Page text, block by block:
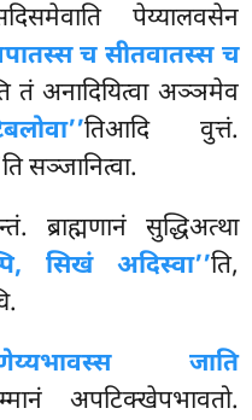
पेय्यालवसेन
च सीतवातस्स च
तं अनादियित्वा अञ्ञमेव
तिआदि वुत्तं.
सञ्जानित्वा.
ब्राह्मणानं सुद्धिअत्था
सिखं अदिस्वा’’ति,
जाति
अपटिक्खेपभावतो.